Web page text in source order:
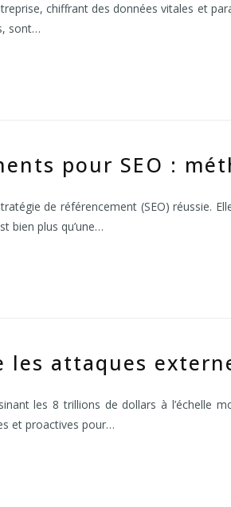
chiffrant des données vitales et
sont…
pour SEO :
de référencement (SEO) réussie.
bien plus qu’une…
attaques
les 8 trillions de dollars à l’échelle
et proactives pour…